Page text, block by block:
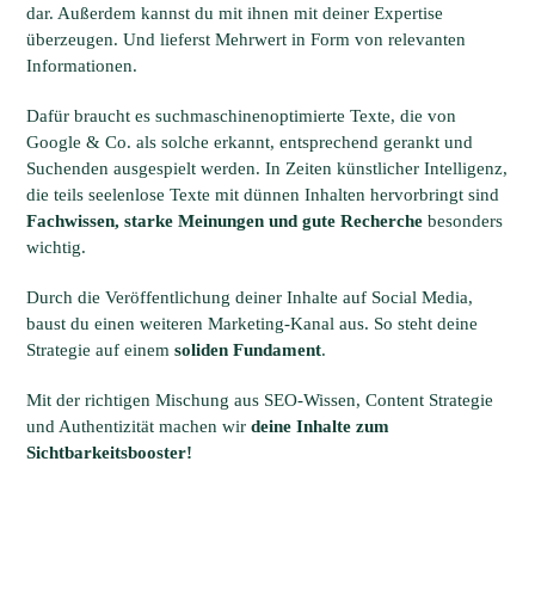
dar. Außerdem kannst du mit ihnen mit deiner Expertise
überzeugen. Und lieferst Mehrwert in Form von relevanten
Informationen.
Dafür braucht es suchmaschinenoptimierte Texte, die von
Google & Co. als solche erkannt, entsprechend gerankt und
Suchenden ausgespielt werden. In Zeiten künstlicher Intelligenz,
die teils seelenlose Texte mit dünnen Inhalten hervorbringt sind
Fachwissen, starke Meinungen und gute Recherche besonders
wichtig.
Durch die Veröffentlichung deiner Inhalte auf Social Media,
baust du einen weiteren Marketing-Kanal aus. So steht deine
Strategie auf einemsoliden Fundament.
Mit der richtigen Mischung aus SEO-Wissen, Content Strategie
und Authentizität machen wirdeine Inhalte zum
Sichtbarkeitsbooster!